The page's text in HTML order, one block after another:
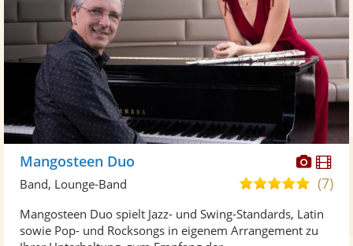
Fotos
Mangosteen Duo
4,9
5
(7)
Band, Lounge-Band
Mangosteen Duo spielt Jazz- und Swing-Standards, Latin
sowie Pop- und Rocksongs in eigenem Arrangement zu